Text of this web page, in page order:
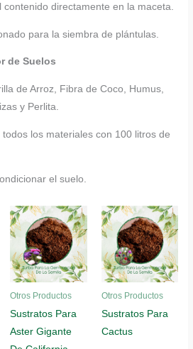
contenido directamente en la maceta.
para la siembra de plántulas.
de Suelos
de Arroz, Fibra de Coco, Humus,
y Perlita.
los materiales con 100 litros de
el suelo.
Otros Productos
Sustratos Para
Aster Gigante
Otros Productos
Sustratos Para
Cactus